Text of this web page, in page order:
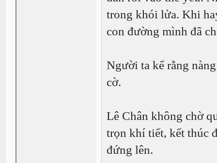
trong khói lửa. Khi
con đường mình đã
Người ta kể rằng
cờ.
Lê Chân không chờ
trọn khí tiết, kết thúc
đứng lên.